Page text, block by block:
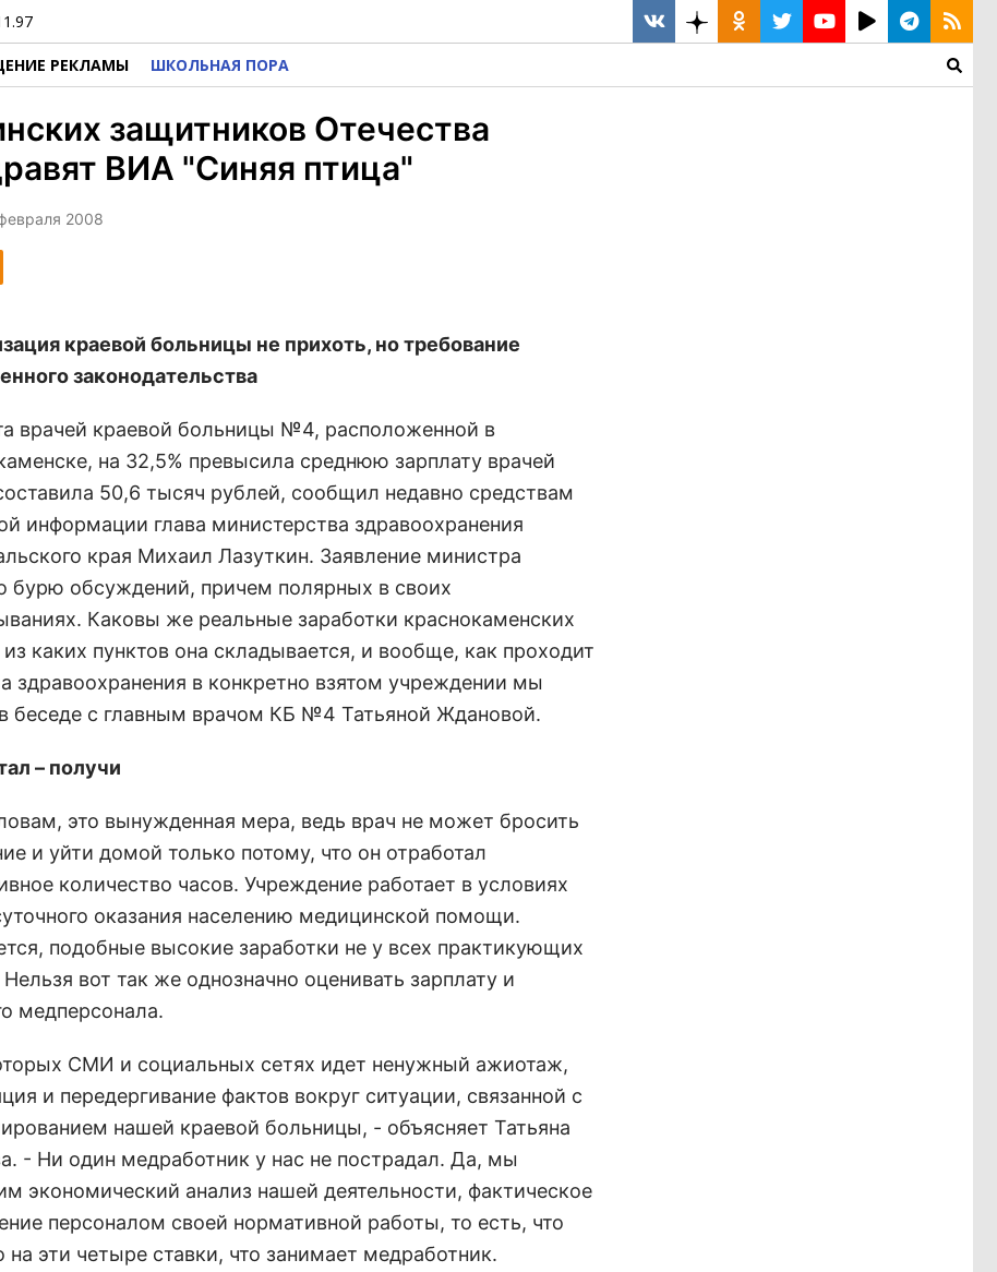
РЕКЛАМЫ ШКОЛЬНАЯ ПОРА
защитников Отечества
ВИА "Синяя птица"
2008
краевой больницы не прихоть, но требование
законодательства
врачей краевой больницы №4, расположенной в
на 32,5% превысила среднюю зарплату врачей
50,6 тысяч рублей, сообщил недавно средствам
информации глава министерства здравоохранения
края Михаил Лазуткин. Заявление министра
бурю обсуждений, причем полярных в своих
Каковы же реальные заработки краснокаменских
из каких пунктов она складывается, и вообще, как проходит
здравоохранения в конкретно взятом учреждении мы
беседе с главным врачом КБ №4 Татьяной Ждановой.
– получи
это вынужденная мера, ведь врач не может бросить
и уйти домой только потому, что он отработал
количество часов. Учреждение работает в условиях
оказания населению медицинской помощи.
подобные высокие заработки не у всех практикующих
вот так же однозначно оценивать зарплату и
медперсонала.
СМИ и социальных сетях идет ненужный ажиотаж,
и передергивание фактов вокруг ситуации, связанной с
нашей краевой больницы, - объясняет Татьяна
- Ни один медработник у нас не пострадал. Да, мы
экономический анализ нашей деятельности, фактическое
персоналом своей нормативной работы, то есть, что
на эти четыре ставки, что занимает медработник.